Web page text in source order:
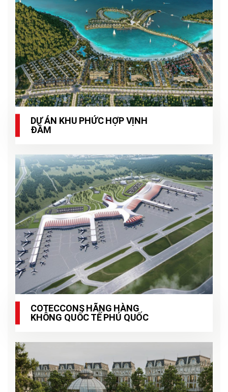
DỰ ÁN KHU PHỨC HỢP VỊNH
ĐẦM
COTECCONS HÃNG HÀNG
KHÔNG QUỐC TẾ PHÚ QUỐC